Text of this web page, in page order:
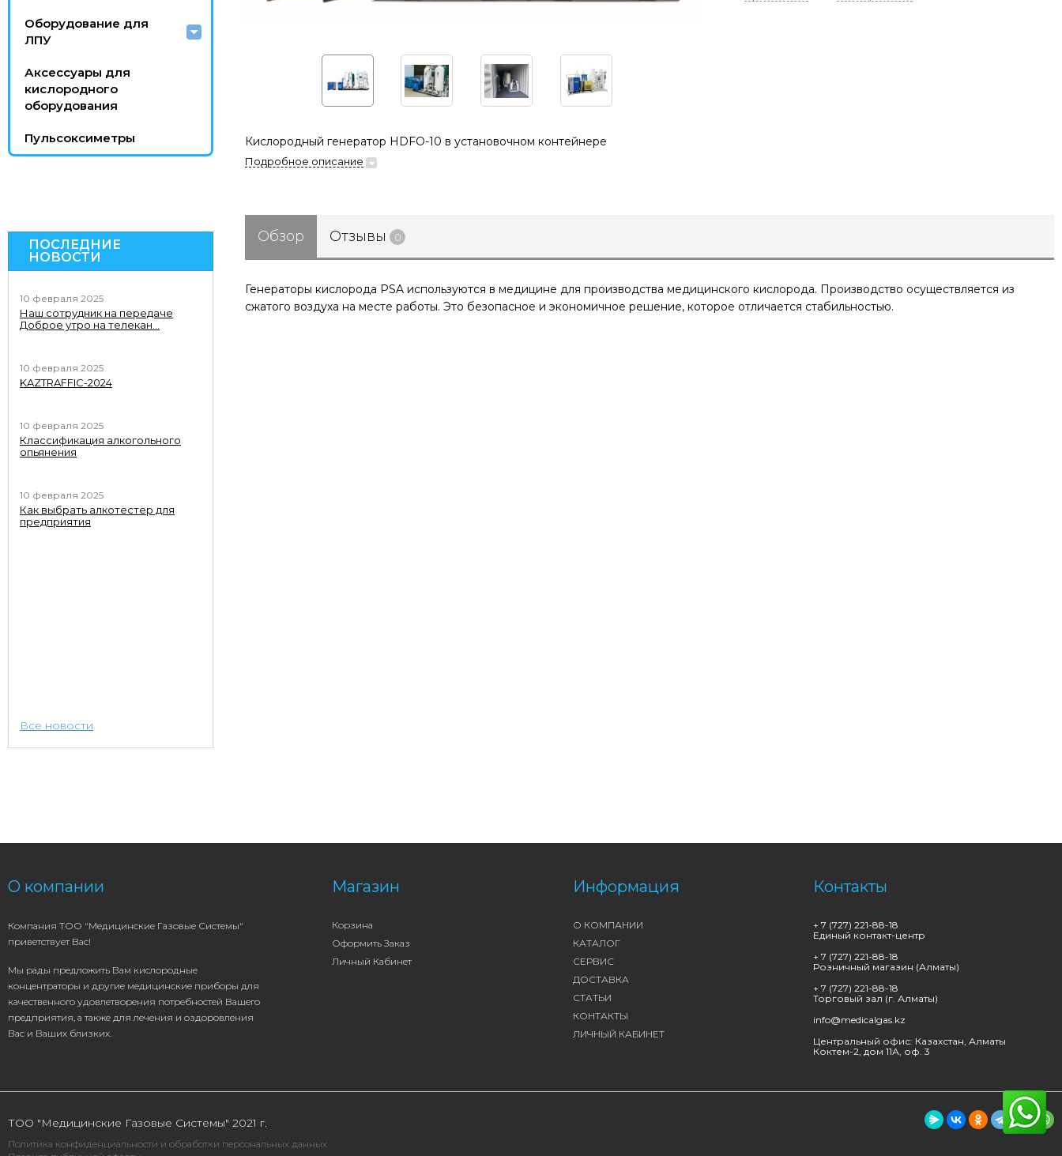
Кислородный генератор HDFO-10 в установочном контейнере
Подробное описание
Обзор Отзывы 0
Генераторы кислорода PSA используются в медицине для производства медицинского кислорода. Производство осуществляется из
сжатого воздуха на месте работы. Это безопасное и экономичное решение, которое отличается стабильностью.
Оборудование для
ЛПУ
Аксессуары для
кислородного
оборудования
Пульсоксиметры
ПОСЛЕДНИЕ
НОВОСТИ
10 февраля 2025
Наш сотрудник на передаче
Доброе утро на телекан...
10 февраля 2025
KAZTRAFFIC-2024
10 февраля 2025
Классификация алкогольного
опьянения
10 февраля 2025
Как выбрать алкотестер для
предприятия
Все новости
О компании
Компания ТОО "Медицинские Газовые Системы"
приветствует Вас!
Мы рады предложить Вам кислородные
концентраторы и другие медицинские приборы для
качественного удовлетворения потребностей Вашего
предприятия, а также для лечения и оздоровления
Вас и Ваших близких.
Магазин
Корзина
Оформить Заказ
Личный Кабинет
Информация
О КОМПАНИИ
КАТАЛОГ
СЕРВИС
ДОСТАВКА
СТАТЬИ
КОНТАКТЫ
ЛИЧНЫЙ КАБИНЕТ
Контакты
+ 7 (727) 221-88-18
Единый контакт-центр
+ 7 (727) 221-88-18
Розничный магазин (Алматы)
+ 7 (727) 221-88-18
Торговый зал (г. Алматы)
info@medicalgas.kz
Центральный офис: Казахстан, Алматы
Коктем-2, дом 11А, оф. 3
ТОО "Медицинские Газовые Системы" 2021 г.
Политика конфиденциальности и обработки персональных данных